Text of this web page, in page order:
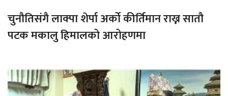
चुनौतिसंगै लाक्पा शेर्पा अर्को कीर्तिमान राख्न सातौ
पटक मकालु हिमालको आरोहणमा